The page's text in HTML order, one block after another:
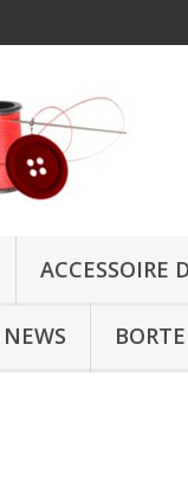
ACCESSOIRE
NEWS